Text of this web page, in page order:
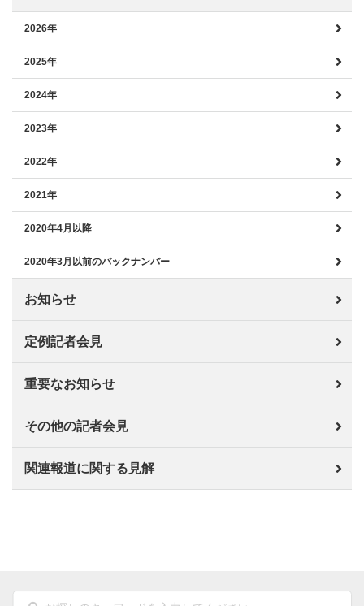
2026年
2025年
2024年
2023年
2022年
2021年
2020年4月以降
2020年3月以前のバックナンバー
お知らせ
定例記者会見
重要なお知らせ
その他の記者会見
関連報道に関する見解